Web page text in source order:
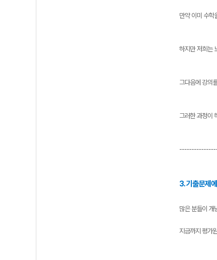
만약 이미 수학
하지만 저희는
그다음에 강의
그러한 과정이
3. 기출문제
많은 분들이 개
지금까지 평가